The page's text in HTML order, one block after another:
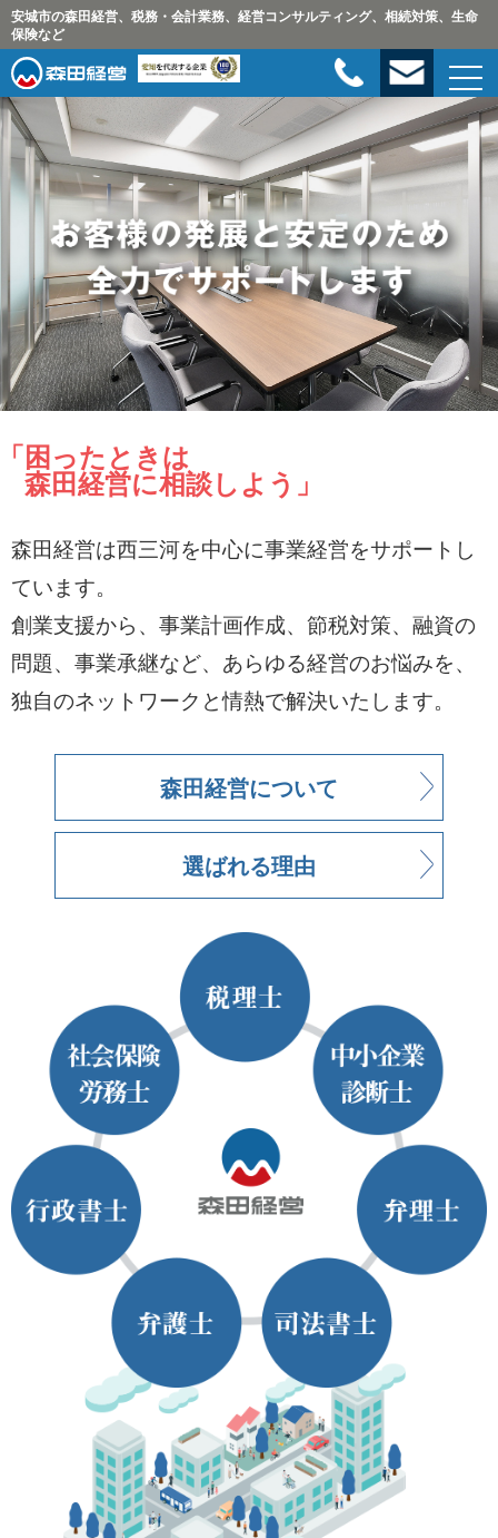
安城市の森田経営、税務・会計業務、経営コンサルティング、相続対策、生命
保険など
困ったときは
森田経営に相談しよう」
森田経営は西三河を中心に事業経営をサポートし
ています。
創業支援から、事業計画作成、節税対策、融資の
問題、事業承継など、あらゆる経営のお悩みを、
独自のネットワークと情熱で解決いたします。
森田経営について
選ばれる理由